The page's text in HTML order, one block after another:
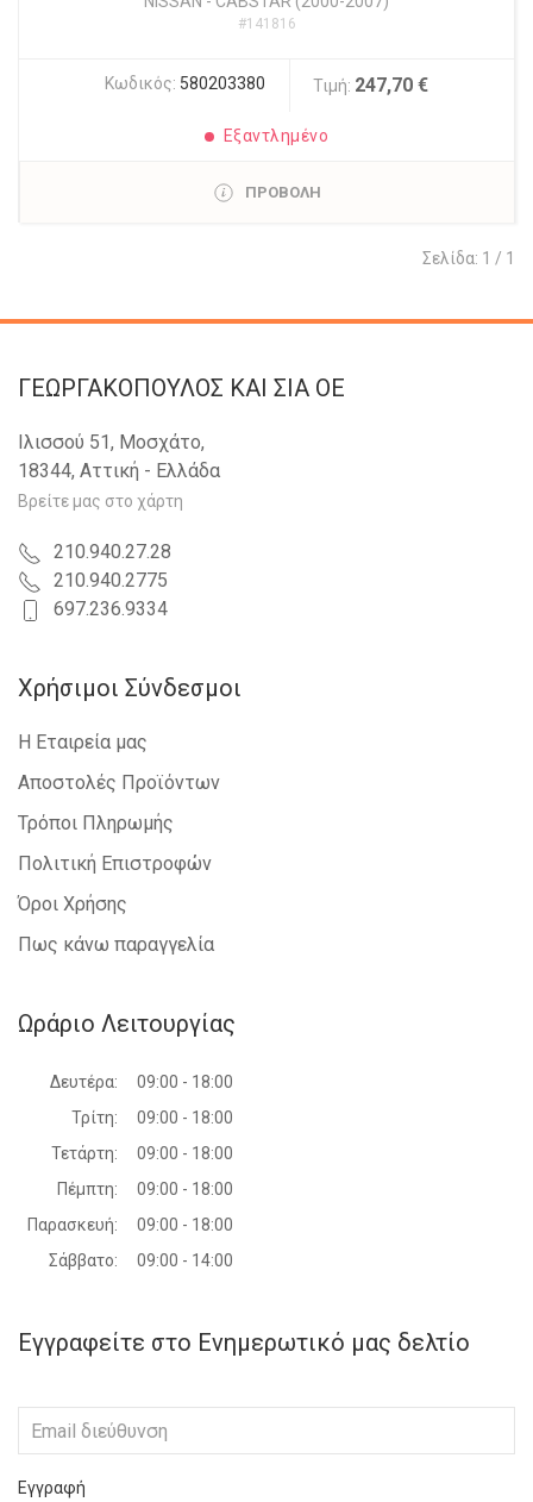
#141816
Κωδικός: 580203380 Τιμή: 247,70 €
Εξαντλημένο
ΠΡΟΒΟΛΗ
Σελίδα: 1 / 1
ΓΕΩΡΓΑΚΟΠΟΥΛΟΣ KAI ΣΙΑ OE
Ιλισσού 51, Μοσχάτο,
18344, Αττική - Ελλάδα
Βρείτε μας στο χάρτη
210.940.27.28
210.940.2775
697.236.9334
Χρήσιμοι Σύνδεσμοι
Η Εταιρεία μας
Αποστολές Προϊόντων
Τρόποι Πληρωμής
Πολιτική Επιστροφών
Όροι Χρήσης
Πως κάνω παραγγελία
Ωράριο Λειτουργίας
Δευτέρα:
09:00 - 18:00
Τρίτη:
09:00 - 18:00
Τετάρτη:
09:00 - 18:00
Πέμπτη:
09:00 - 18:00
Παρασκευή:
09:00 - 18:00
Σάββατο:
09:00 - 14:00
Εγγραφείτε στο Ενημερωτικό μας δελτίο
Εγγραφή